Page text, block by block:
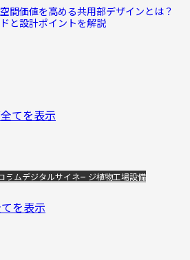
間価値を高める共用部デザインとは？
と設計ポイントを解説
てを表示
ラムデジタルサイネージ植物工場設備
を表示